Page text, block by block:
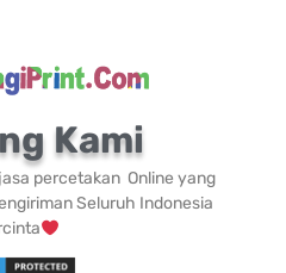
Kami
percetakan Online yang
Seluruh Indonesia